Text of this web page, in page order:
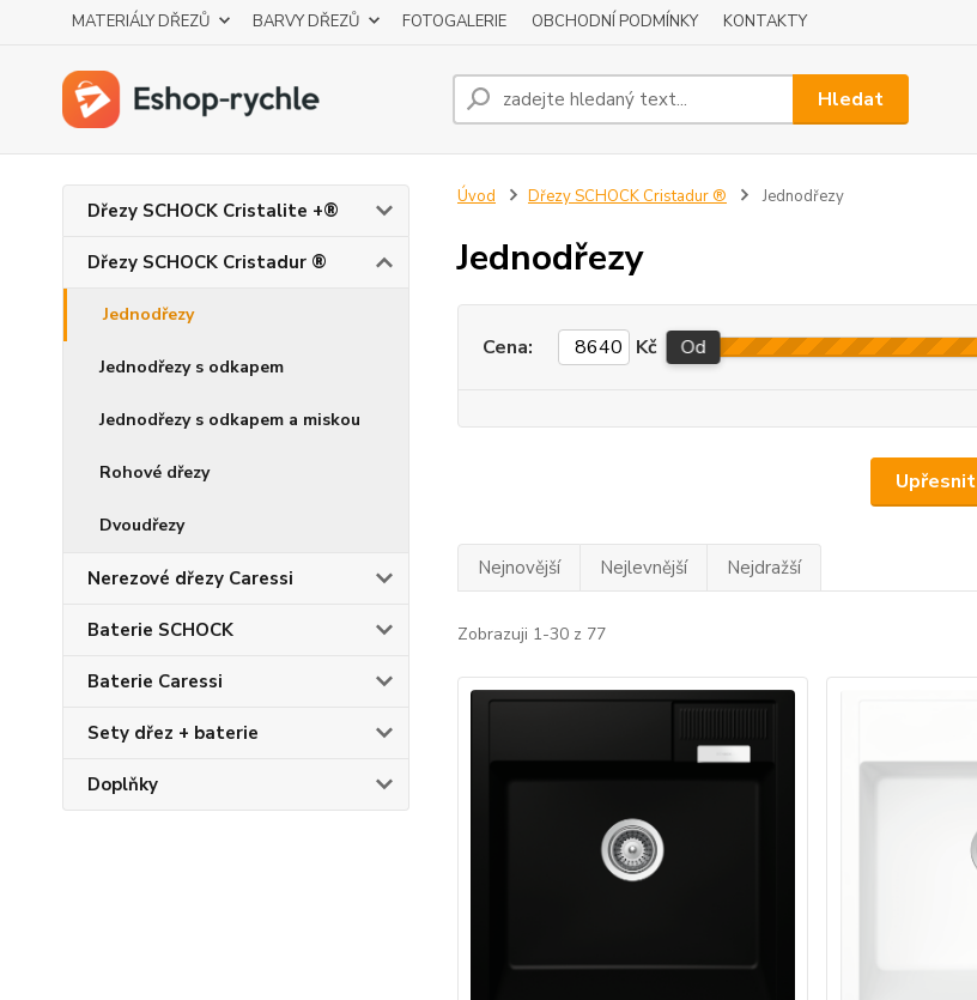
MATERIÁLY DŘEZŮ BARVY DŘEZŮ FOTOGALERIE OBCHODNÍ PODMÍNKY KONTAKTY
Hledat
Dřezy SCHOCK Cristalite +®
Dřezy SCHOCK Cristadur ®
Jednodřezy
Jednodřezy s odkapem
Jednodřezy s odkapem a miskou
Rohové dřezy
Dvoudřezy
Nerezové dřezy Caressi
Baterie SCHOCK
Baterie Caressi
Sety dřez + baterie
Doplňky
Úvod Dřezy SCHOCK Cristadur ® Jednodřezy
Jednodřezy
Cena: Kč Od
Nejnovější Nejlevnější Nejdražší
Zobrazuji 1-30 z 77